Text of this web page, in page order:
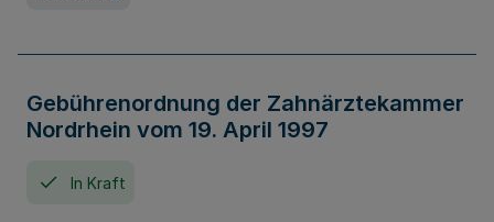
Gebührenordnung der Zahnärztekammer
Nordrhein vom 19. April 1997
In Kraft